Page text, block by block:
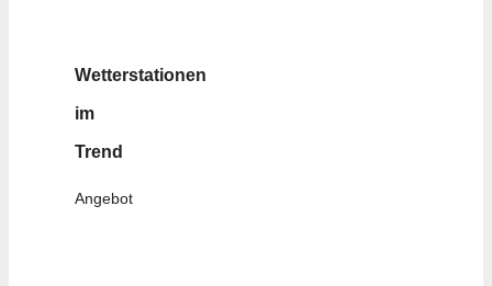
Wetterstationen
im
Trend
Angebot